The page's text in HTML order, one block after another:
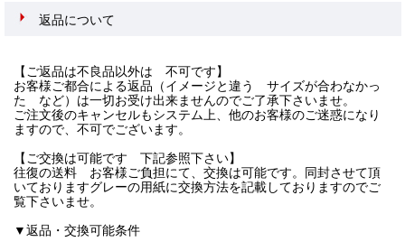
返品について
【ご返品は不良品以外は 不可です】
お客様ご都合による返品（イメージと違う サイズが合わなかっ
た など）は一切お受け出来ませんのでご了承下さいませ。
ご注文後のキャンセルもシステム上、他のお客様のご迷惑になり
ますので、不可でございます。
【ご交換は可能です 下記参照下さい】
往復の送料 お客様ご負担にて、交換は可能です。同封させて頂
いておりますグレーの用紙に交換方法を記載しておりますのでご
覧下さいませ。
▼返品・交換可能条件